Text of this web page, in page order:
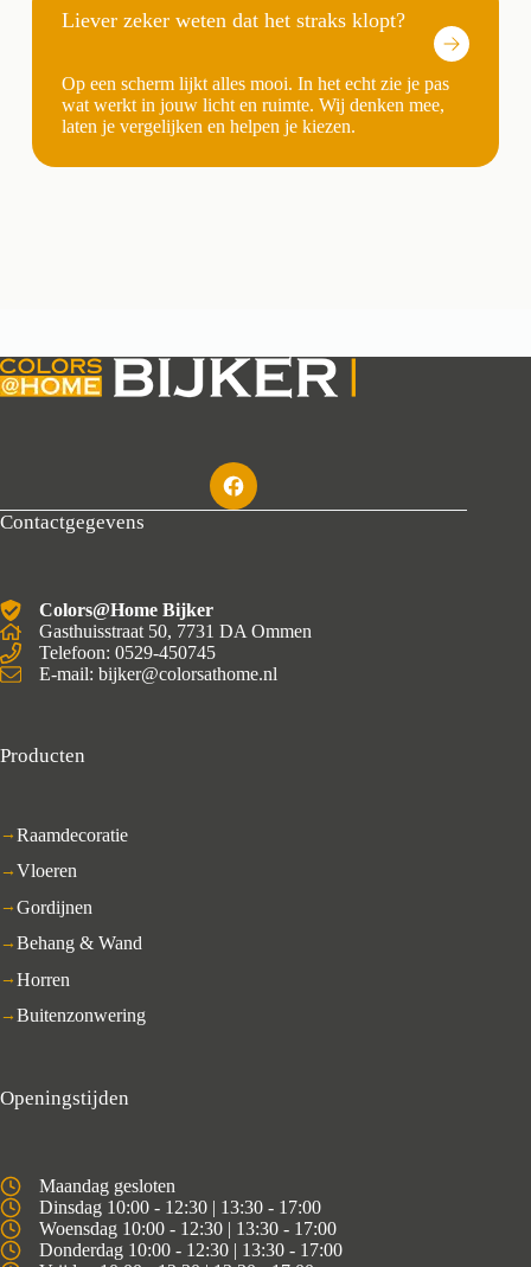
Liever zeker weten dat het straks klopt?
Op een scherm lijkt alles mooi. In het echt zie je pas
wat werkt in jouw licht en ruimte. Wij denken mee,
laten je vergelijken en helpen je kiezen.
Contactgegevens
Colors@Home Bijker
Gasthuisstraat 50, 7731 DA Ommen
Telefoon: 0529-450745
E-mail: bijker@colorsathome.nl
Producten
Raamdecoratie
Vloeren
Gordijnen
Behang & Wand
Horren
Buitenzonwering
Openingstijden
Maandag gesloten
Dinsdag 10:00 - 12:30 | 13:30 - 17:00
Woensdag 10:00 - 12:30 | 13:30 - 17:00
Donderdag 10:00 - 12:30 | 13:30 - 17:00